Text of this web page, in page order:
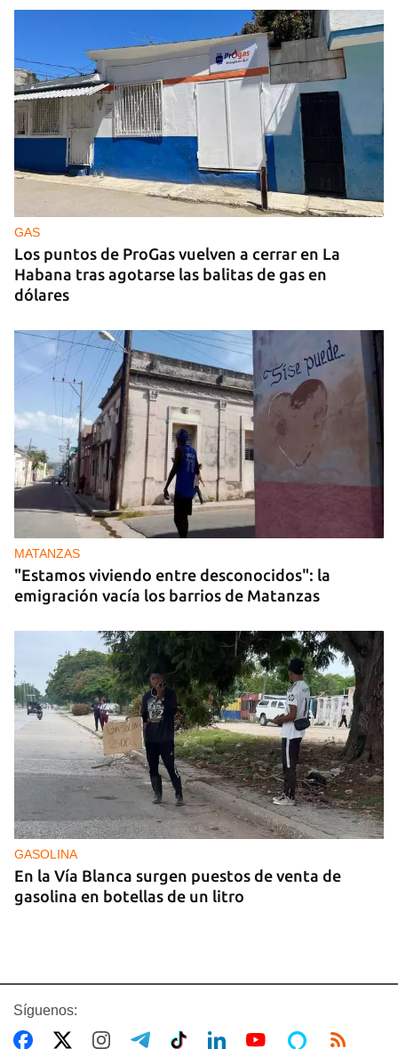
GUERRA
Ucrania ataca otro centro logístico del Amazon
ruso, esta vez en los Urales
GAS
Los puntos de ProGas vuelven a cerrar en La
Habana tras agotarse las balitas de gas en
dólares
MATANZAS
"Estamos viviendo entre desconocidos": la
emigración vacía los barrios de Matanzas
GASOLINA
En la Vía Blanca surgen puestos de venta de
gasolina en botellas de un litro
Síguenos: